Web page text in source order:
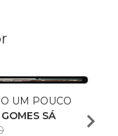
UM POUCO
SÁ
R$